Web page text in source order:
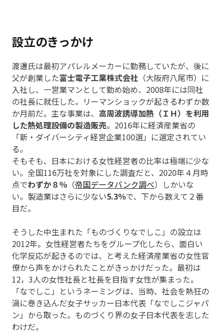
設立のきっかけ
渡邊氏は最初アパレルメーカーに勤務していたが、後に
父が創業した富士電子工業株式会社 （大阪府八尾市）に
入社し、一営業マンとして勤め始め、2008年には同社
の社長に就任した。リーマンショックが起きるわずか数
か月前だ。主な事業は、 高周波誘導加熱（ＩＨ）を利用
した熱処理設備の製造販売。2016年に経済産業省の
「新・ダイバーシティ経営企業100選」に選定されてい
る。
そもそも、日本における女性経営者の比率は極端に少な
い。全国116万社を対象にした調査だと、2020年４月時
点でわずか８％ （帝国データバンク調べ）しかいな
い。製造業はさらに少ない5.3％で、下から数えて２番
目だ。
そうした中生まれた「ものづくりなでしこ」の設立は
2012年。女性経営者たちをグループ化したら、面白い
化学反応が起きるのでは、と考えた経済産業省の女性官
僚から声をかけられたことがきっかけだった。最初は
12，3人の女性社長と社長を目指す女性が集まった。
「なでしこ」というネーミングは、当時、社会を熱狂の
渦に巻き込んだ女子サッカー日本代表「なでしこジャパ
ン」から取った。ものづくり界の女子日本代表を志した
わけだ。